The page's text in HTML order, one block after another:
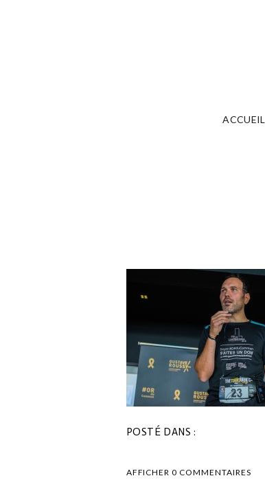
ACCUEIL
POSTÉ DANS :
AFFICHER0 COMMENTAIRES